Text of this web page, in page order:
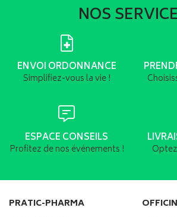
NOS
ENVOI ORDONNANCE
Simplifiez-vous la vie !
ESPACE CONSEILS
Profitez de nos événements !
PRATIC-PHARMA